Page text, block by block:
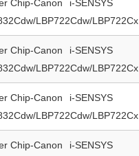
Chip-Canon
i-SENSYS
LBP722Cdw/LBP722Cx
Chip-Canon
i-SENSYS
LBP722Cdw/LBP722Cx
Chip-Canon
i-SENSYS
LBP722Cdw/LBP722Cx
Chip-Canon
i-SENSYS